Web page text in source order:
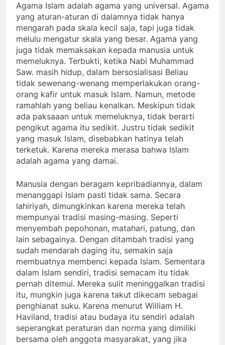
Agama Islam adalah agama yang universal. Agama
yang aturan-aturan di dalamnya tidak hanya
mengarah pada skala kecil saja, tapi juga tidak
melulu mengatur skala yang besar. Agama yang
juga tidak memaksakan kepada manusia untuk
memeluknya. Terbukti, ketika Nabi Muhammad
Saw. masih hidup, dalam bersosialisasi Beliau
tidak sewenang-wenang memperlakukan orang-
orang kafir untuk masuk Islam. Namun, metode
ramahlah yang beliau kenalkan. Meskipun tidak
ada paksaaan untuk memeluknya, tidak berarti
pengikut agama itu sedikit. Justru tidak sedikit
yang masuk Islam, disebabkan hatinya telah
terketuk. Karena mereka merasa bahwa Islam
adalah agama yang damai.
Manusia dengan beragam kepribadiannya, dalam
menanggapi Islam pasti tidak sama. Secara
lahiriyah, dimungkinkan karena mereka telah
mempunyai tradisi masing-masing. Seperti
menyembah pepohonan, matahari, patung, dan
lain sebagainya. Dengan ditambah tradisi yang
sudah mendarah daging itu, semakin saja
membuatnya membenci kepada Islam. Sementara
dalam Islam sendiri, tradisi semacam itu tidak
pernah ditemui. Mereka sulit meninggalkan tradisi
itu, mungkin juga karena takut dikecam sebagai
penghianat suku. Karena menurut William H.
Haviland, tradisi atau budaya itu sendiri adalah
seperangkat peraturan dan norma yang dimiliki
bersama oleh anggota masyarakat, yang jika